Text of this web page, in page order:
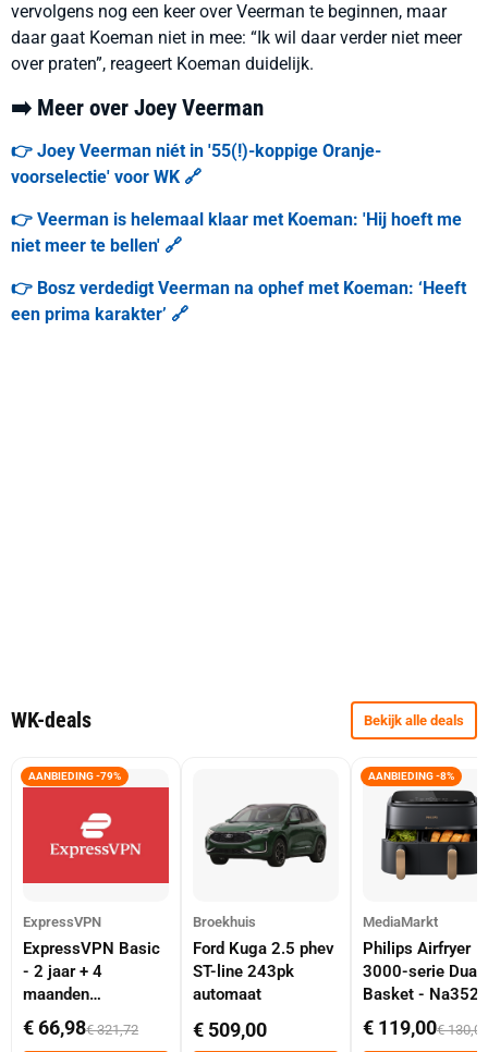
vervolgens nog een keer over Veerman te beginnen, maar
daar gaat Koeman niet in mee: “Ik wil daar verder niet meer
over praten”, reageert Koeman duidelijk.
➡️ Meer over Joey Veerman
👉 Joey Veerman niét in '55(!)-koppige Oranje-
voorselectie' voor WK 🔗
👉 Veerman is helemaal klaar met Koeman: 'Hij hoeft me
niet meer te bellen' 🔗
👉 Bosz verdedigt Veerman na ophef met Koeman: ‘Heeft
een prima karakter’ 🔗
WK-deals Bekijk alle deals
AANBIEDING -79%
ExpressVPN
ExpressVPN Basic
- 2 jaar + 4
maanden
abonnement
€ 66,98€ 321,72
Broekhuis
Ford Kuga 2.5 phev
ST-line 243pk
automaat
€ 509,00
AANBIEDING -8%
MediaMarkt
Philips Airfryer
3000-serie Dual
Basket -
Dubbele Mand 9
Tot 6 Personen
€ 119,00€ 130,00